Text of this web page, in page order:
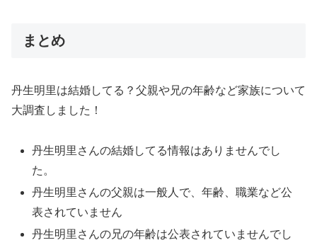
まとめ
丹生明里は結婚してる？父親や兄の年齢など家族について
大調査しました！
丹生明里さんの結婚してる情報はありませんでし
た。
丹生明里さんの父親は一般人で、年齢、職業など公
表されていません
丹生明里さんの兄の年齢は公表されていませんでし